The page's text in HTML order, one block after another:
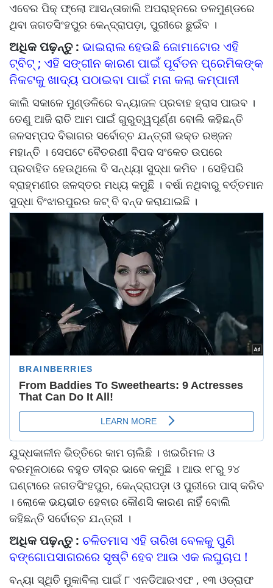
ଏବେର ପିକ୍ ଫ୍ଲୋ ଆସନ୍ତାକାଲି ଅପରାହ୍ନରେ ତଳମୁଣ୍ଡରେ
ଥିବା ଜଗତସିଂହପୁର କେନ୍ଦ୍ରାପଡ଼ା, ପୁରୀରେ ଛୁଇଁବ ।
ଅଧିକ ପଢ଼ନ୍ତୁ : ଭାଇରାଲ ହେଉଛି ଜୋମାଟୋର ଏହି
ଟ୍ବିଟ୍ ; ଏହି ସଙ୍ଗୀନ କାରଣ ପାଇଁ ପୂର୍ବତନ ପ୍ରେମିକଙ୍କ
ନିକଟକୁ ଖାଦ୍ୟ ପଠାଇବା ପାଇଁ ମନା କଲା କମ୍ପାନୀ
କାଲି ସକାଳେ ମୁଣ୍ଡଳିରେ ବନ୍ୟାଜଳ ପ୍ରବାହ ହ୍ରାସ ପାଇବ ।
ତେଣୁ ଆଜି ରାତି ଆମ ପାଇଁ ଗୁରୁତ୍ୱପୂର୍ଣ୍ଣ ବୋଲି କହିଛନ୍ତି
ଜଳସମ୍ପଦ ବିଭାଗର ସର୍ବୋଚ୍ଚ ଯନ୍ତ୍ରୀ ଭକ୍ତ ରଞ୍ଜନ
ମହାନ୍ତି । ସେପଟେ ବୈତରଣୀ ବିପଦ ସଂକେତ ଉପରେ
ପ୍ରବାହିତ ହେଉଥିଲେ ବି ସନ୍ଧ୍ୟା ସୁଦ୍ଧା କମିବ । ସେହିପରି
ବ୍ରାହ୍ମଣୀର ଜଳସ୍ତର ମଧ୍ୟ କମୁଛି । ବର୍ଷା ନଥିବାରୁ ବର୍ତ୍ତମାନ
ସୁଦ୍ଧା ବିଂଝାରପୁରର କଟ୍ ବି ବନ୍ଦ କରାଯାଇଛି ।
ଯୁଦ୍ଧକାଳୀନ ଭିତ୍ତିରେ କାମ ଚାଲିଛି । ଖଇରିମଳ ଓ
ବରମୂଳଠାରେ ବହୁତ ତୀବ୍ର ଭାବେ କମୁଛି । ଆଉ ୧୮ରୁ ୨୪
ଘଣ୍ଟାରେ ଜଗତସିଂହପୁର, କେନ୍ଦ୍ରାପଡ଼ା ଓ ପୁରୀରେ ପାସ୍ କରିବ
। ଲୋକେ ଭୟଭୀତ ହେବାର କୌଣସି କାରଣ ନାହିଁ ବୋଲି
କହିଛନ୍ତି ସର୍ବୋଚ୍ଚ ଯନ୍ତ୍ରୀ ।
ଅଧିକ ପଢ଼ନ୍ତୁ : ଚଳିତମାସ ଏହି ତାରିଖ ବେଳକୁ ପୁଣି
ବଙ୍ଗୋପସାଗରରେ ସୃଷ୍ଟି ହେବ ଆଉ ଏକ ଲଘୁଚାପ !
ବନ୍ୟା ସ୍ଥିତି ମୁକାବିଲା ପାଇଁ ୮ ଏନଡିଆରଏଫ , ୧୩ ଓଡ୍ରାଫ